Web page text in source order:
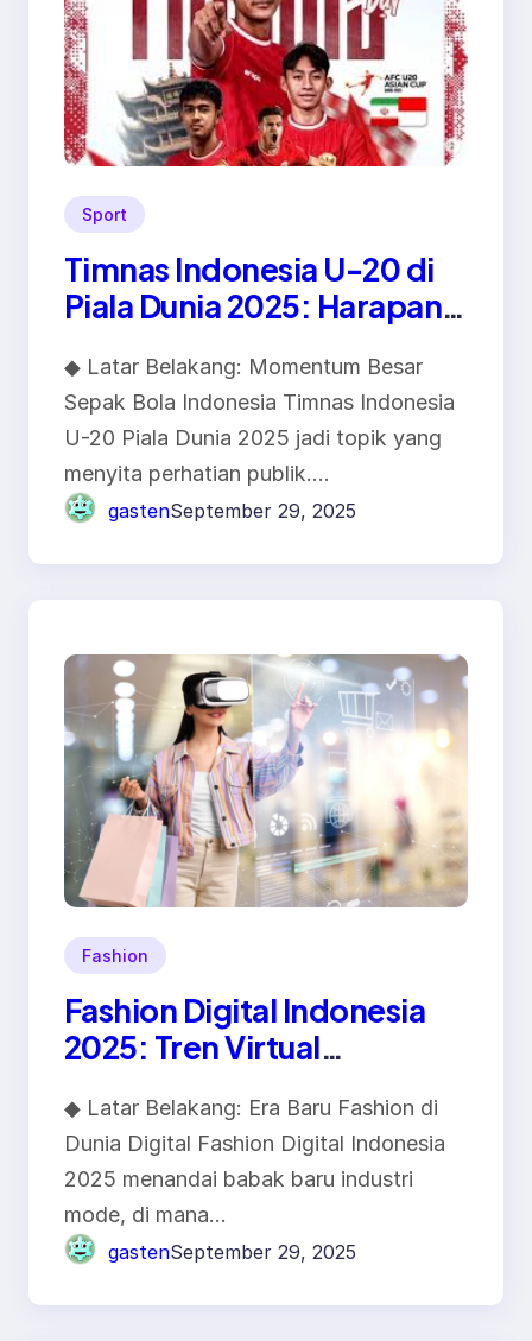
Sport
Timnas Indonesia U-20 di
Piala Dunia 2025: Harapan
Bola Nasional
◆ Latar Belakang: Momentum Besar
Sepak Bola Indonesia Timnas Indonesia
U-20 Piala Dunia 2025 jadi topik yang
menyita perhatian publik.…
gastenSeptember 29, 2025
Fashion
Fashion Digital Indonesia
2025: Tren Virtual
Depan Industri Mode
◆ Latar Belakang: Era Baru Fashion di
Dunia Digital Fashion Digital Indonesia
2025 menandai babak baru industri
mode, di mana…
gastenSeptember 29, 2025